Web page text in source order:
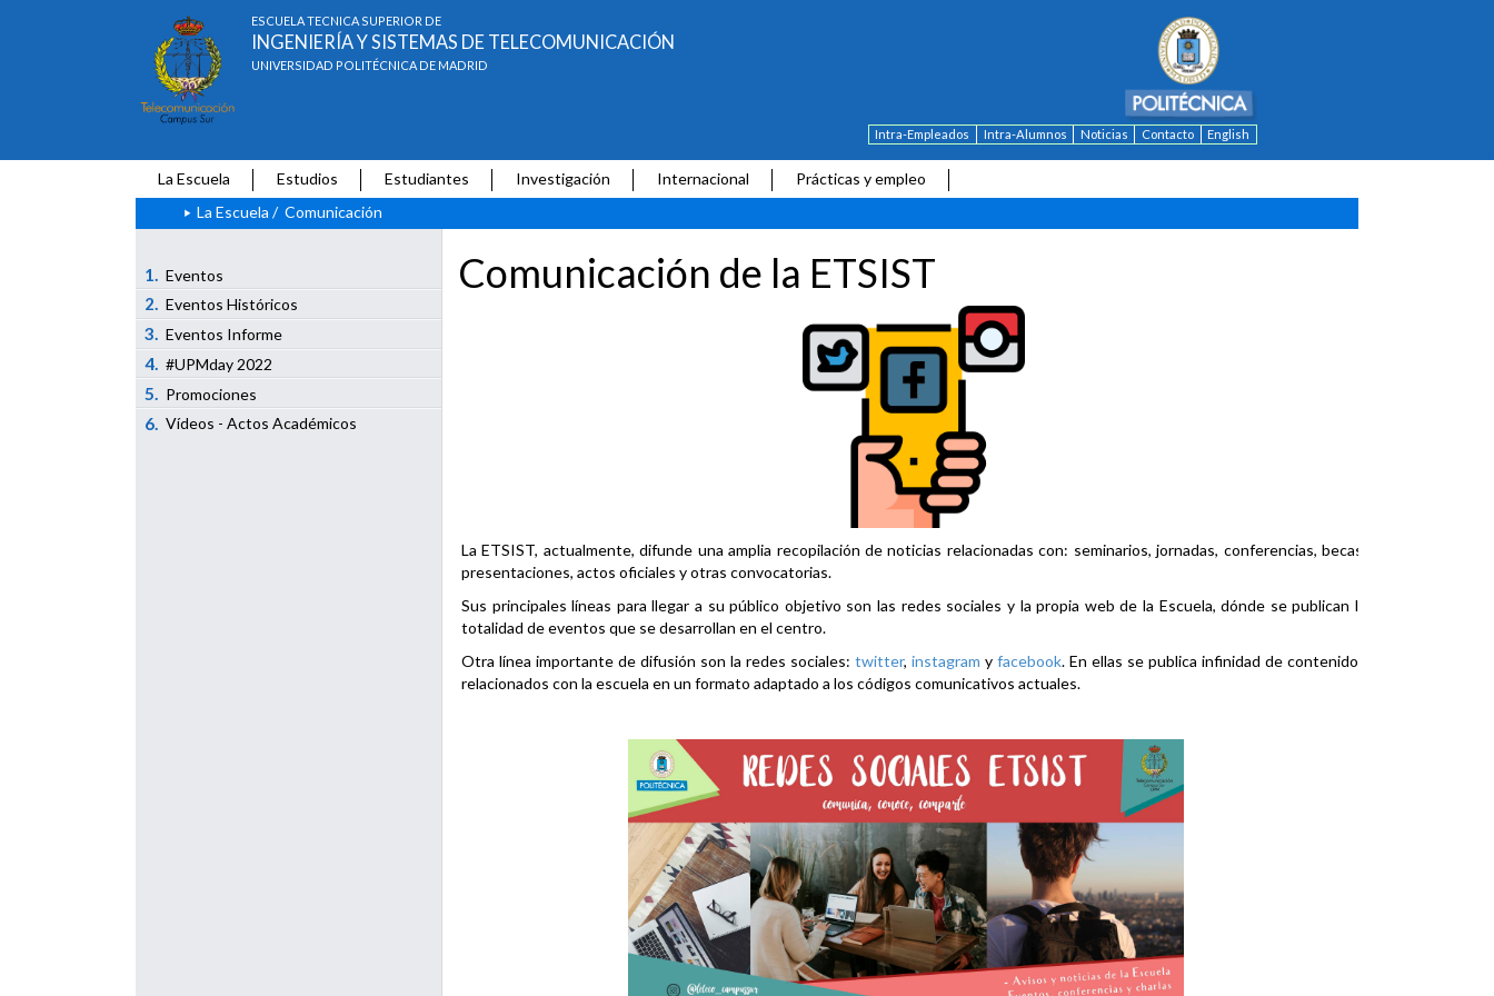
ESCUELA TÉCNICA SUPERIOR DE
INGENIERÍA Y SISTEMAS DE TELECOMUNICACIÓN
UNIVERSIDAD POLITÉCNICA DE MADRID
Intra-Empleados Intra-Alumnos Noticias Contacto English
La Escuela Estudios Estudiantes Investigación Internacional
Prácticas y empleo
La Escuela / Comunicación
1. Eventos
2. Eventos Históricos
3. Eventos Informe
4. #UPMday 2022
5. Promociones
6. Vídeos - Actos Académicos
Comunicación de la ETSIST
La ETSIST, actualmente, difunde una amplia recopilación de noticias relacionadas con: seminarios, jornadas, conferencias, becas,
presentaciones, actos oficiales y otras convocatorias.
Sus principales líneas para llegar a su público objetivo son las redes sociales y la propia web de la Escuela, dónde se publican la
totalidad de eventos que se desarrollan en el centro.
Otra línea importante de difusión son la redes sociales: twitter, instagram y facebook. En ellas se publica infinidad de contenidos
relacionados con la escuela en un formato adaptado a los códigos comunicativos actuales.